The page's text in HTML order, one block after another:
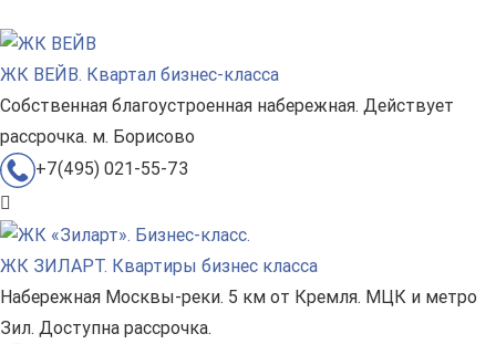
ЖК ВЕЙВ. Квартал бизнес-класса
Собственная благоустроенная набережная. Действует
рассрочка. м. Борисово
+7(495) 021-55-73
ЖК ЗИЛАРТ. Квартиры бизнес класса
Набережная Москвы-реки. 5 км от Кремля. МЦК и метро
Зил. Доступна рассрочка.